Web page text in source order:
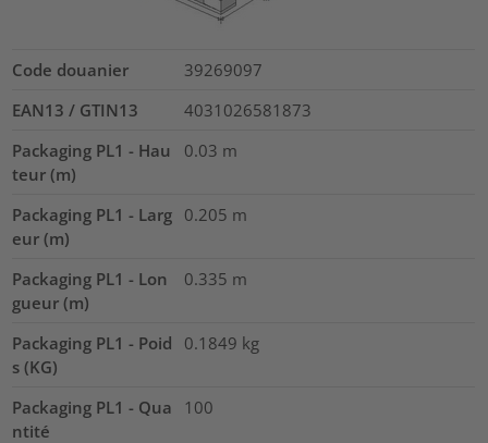
Code douanier
39269097
EAN13 / GTIN13
4031026581873
Packaging PL1 - Hau
teur (m)
0.03 m
Packaging PL1 - Larg
eur (m)
0.205 m
Packaging PL1 - Lon
gueur (m)
0.335 m
Packaging PL1 - Poid
s (KG)
0.1849 kg
Packaging PL1 - Qua
ntité
100